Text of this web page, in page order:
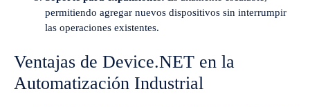
permitiendo agregar nuevos dispositivos sin interrumpir
las operaciones existentes.
Ventajas de Device.NET en la
Automatización Industrial